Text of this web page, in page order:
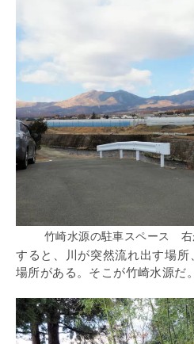
竹崎水源の駐車スペース
すると、川が突然流れ出す場
場所がある。そこが竹崎水源だ。